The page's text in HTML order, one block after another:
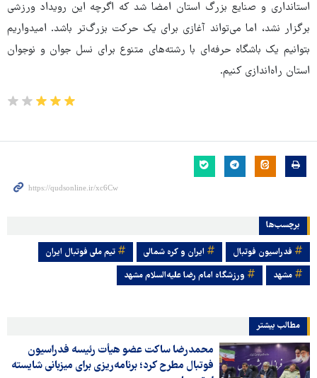
استانداری و صنایع بزرگ استان امضا شد که اگرچه این رویداد ورزشی
برگزار نشد، اما می‌تواند آغازی برای یک حرکت بزرگ‌تر باشد. امیدواریم
بتوانیم یک باشگاه حرفه‌ای با رشته‌های متنوع برای نسل جوان و نوجوان
استان راه‌اندازی کنیم.
برچسب‌ها
فدراسیون فوتبال ایران و کره شمالی
تیم ملی فوتبال ایران
مشهد
ورزشگاه امام رضا علیه‌السلام مشهد
مطالب بیشتر
محمدرضا ساکت عضو هیأت رئیسه فدراسیون
فوتبال مطرح کرد؛ برنامه‌ریزی برای میزبانی شایسته‌